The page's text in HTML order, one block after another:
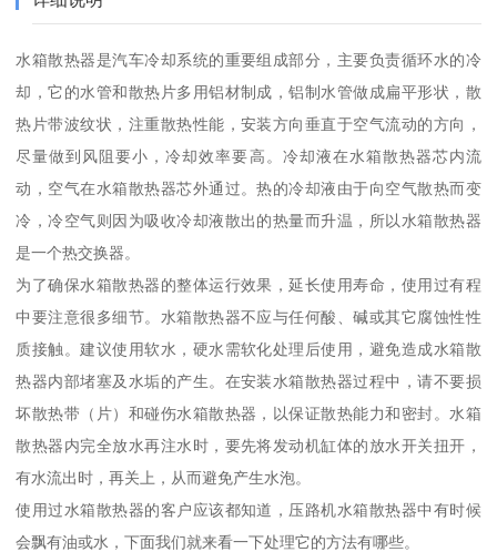
水箱散热器是汽车冷却系统的重要组成部分，主要负责循环水的冷
却，它的水管和散热片多用铝材制成，铝制水管做成扁平形状，散
热片带波纹状，注重散热性能，安装方向垂直于空气流动的方向，
尽量做到风阻要小，冷却效率要高。冷却液在水箱散热器芯内流
动，空气在水箱散热器芯外通过。热的冷却液由于向空气散热而变
冷，冷空气则因为吸收冷却液散出的热量而升温，所以水箱散热器
是一个热交换器。
为了确保水箱散热器的整体运行效果，延长使用寿命，使用过有程
中要注意很多细节。水箱散热器不应与任何酸、碱或其它腐蚀性性
质接触。建议使用软水，硬水需软化处理后使用，避免造成水箱散
热器内部堵塞及水垢的产生。在安装水箱散热器过程中，请不要损
坏散热带（片）和碰伤水箱散热器，以保证散热能力和密封。水箱
散热器内完全放水再注水时，要先将发动机缸体的放水开关扭开，
有水流出时，再关上，从而避免产生水泡。
使用过水箱散热器的客户应该都知道，压路机水箱散热器中有时候
会飘有油或水，下面我们就来看一下处理它的方法有哪些。